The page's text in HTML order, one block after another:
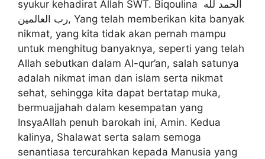
syukur kehadirat Allah SWT. Biqoulina الحمد لله
رب العالمين, Yang telah memberikan kita banyak
nikmat, yang kita tidak akan pernah mampu
untuk menghitug banyaknya, seperti yang telah
Allah sebutkan dalam Al-qur’an, salah satunya
adalah nikmat iman dan islam serta nikmat
sehat, sehingga kita dapat bertatap muka,
bermuajjahah dalam kesempatan yang
InsyaAllah penuh barokah ini, Amin. Kedua
kalinya, Shalawat serta salam semoga
senantiasa tercurahkan kepada Manusia yang